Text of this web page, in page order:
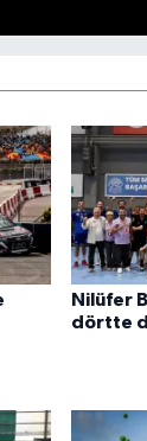
Nilüfer
dörtte